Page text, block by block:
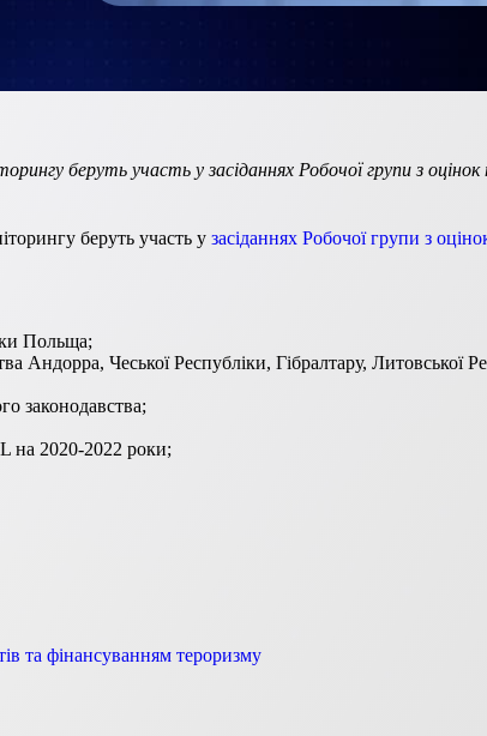
беруть участь у засіданнях Робочої групи з
беруть участь у засіданнях Робочої групи з
Польща;
Андорра, Чеської Республіки, Гібралтару, Литовської
законодавства;
на 2020-2022 роки;
та фінансуванням тероризму